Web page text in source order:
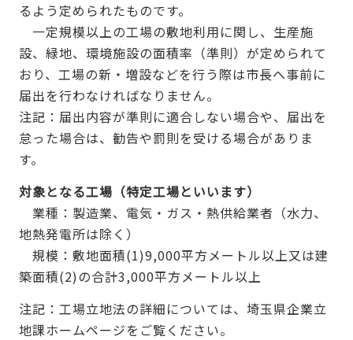
るよう定められたものです。
一定規模以上の工場の敷地利用に関し、生産施
設、緑地、環境施設の面積率（準則）が定められて
おり、工場の新・増設などを行う際は市長へ事前に
届出を行わなければなりません。
注記：届出内容が準則に適合しない場合や、届出を
怠った場合は、勧告や罰則を受ける場合がありま
す。
対象となる工場（特定工場といいます）
業種：製造業、電気・ガス・熱供給業者（水力、
地熱発電所は除く）
規模：敷地面積(1)9,000平方メートル以上又は建
築面積(2)の合計3,000平方メートル以上
注記：工場立地法の詳細については、埼玉県企業立
地課ホームページをご覧ください。